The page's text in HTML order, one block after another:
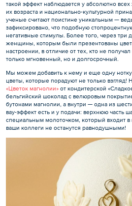
такой эффект наблюдается у абсолютно
их возраста и национально-культурной
ученые считают поистине уникальным —
зафиксировано, что подобную
негативные стимулы. Более того, через три
женщины, которым были презентованы
настроении, в отличие от тех, кто не
только мгновенный, но и долгосрочный.
Мы можем добавить к нему и еще одну
цветы, которые порадуют не только
«Цветок магнолии» от кондитерской
бельгийский шоколад с велюровым
бутонами магнолии, а внутри — одна из
вау-эффект есть и у подачи: верхнюю часть
специальным молоточком, который входит
ваши коллеги не останутся равнодушными!